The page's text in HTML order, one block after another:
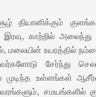
தியானிக்கும்
காற்றில்
மலையின் உயரத்தில்
சேர்ந்து
உள்ளங்கள்
சமயங்களில்